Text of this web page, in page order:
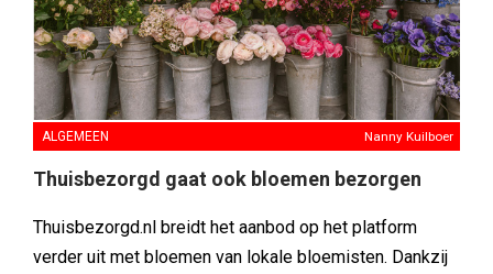
ALGEMEEN Nanny Kuilboer
Thuisbezorgd gaat ook bloemen bezorgen
Thuisbezorgd.nl breidt het aanbod op het platform
verder uit met bloemen van lokale bloemisten. Dankzij